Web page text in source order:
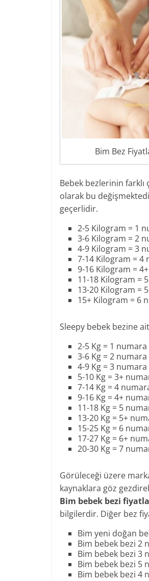
Bim Bez
Bebek bezlerinin
olarak bu
geçerlidir.
2-5 Kilogram = 1
3-6 Kilogram = 2
4-9 Kilogram = 3
7-14 Kilogram = 4
9-16 Kilogram =
11-18 Kilogram =
13-20 Kilogram =
15+ Kilogram = 6
Sleepy bebek bezine
2-5 Kg = 1 numara
3-6 Kg = 2 numara
4-9 Kg = 3 numara
5-10 Kg = 3+
7-14 Kg = 4
9-16 Kg = 4+
11-18 Kg = 5
13-20 Kg = 5+
15-25 Kg = 6
17-27 Kg = 6+
20-30 Kg = 7
Görüleceği üzere
kaynaklara göz
Bim bebek bezi
bilgilerdir. Diğer bez
Bim yeni doğan
Bim bebek bezi 2
Bim bebek bezi 3
Bim bebek bezi 5
Bim bebek bezi 4